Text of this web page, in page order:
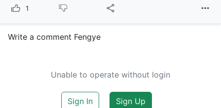
1
Write a comment Fengye
Unable to operate without login
Sign In Sign Up